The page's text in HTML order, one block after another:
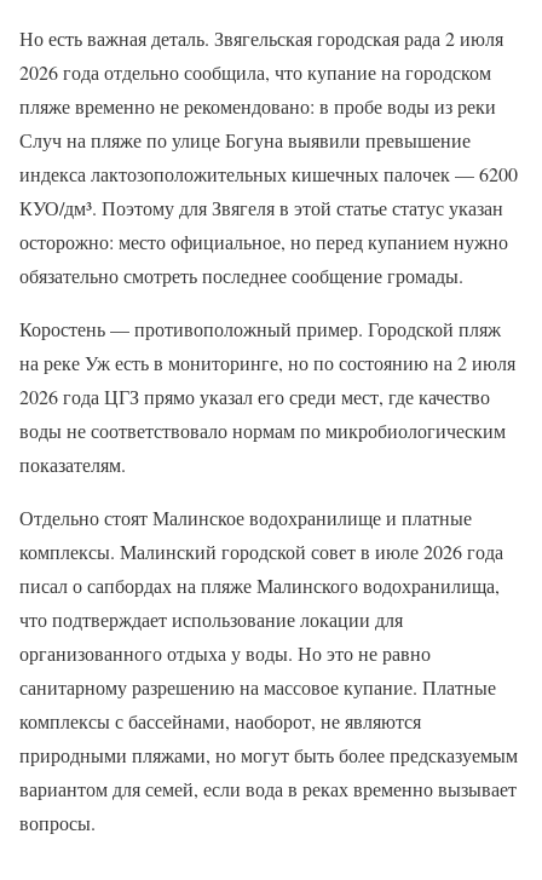
Но есть важная деталь. Звягельская городская рада 2 июля
2026 года отдельно сообщила, что купание на городском
пляже временно не рекомендовано: в пробе воды из реки
Случ на пляже по улице Богуна выявили превышение
индекса лактозоположительных кишечных палочек — 6200
КУО/дм³. Поэтому для Звягеля в этой статье статус указан
осторожно: место официальное, но перед купанием нужно
обязательно смотреть последнее сообщение громады.
Коростень — противоположный пример. Городской пляж
на реке Уж есть в мониторинге, но по состоянию на 2 июля
2026 года ЦГЗ прямо указал его среди мест, где качество
воды не соответствовало нормам по микробиологическим
показателям.
Отдельно стоят Малинское водохранилище и платные
комплексы. Малинский городской совет в июле 2026 года
писал о сапбордах на пляже Малинского водохранилища,
что подтверждает использование локации для
организованного отдыха у воды. Но это не равно
санитарному разрешению на массовое купание. Платные
комплексы с бассейнами, наоборот, не являются
природными пляжами, но могут быть более предсказуемым
вариантом для семей, если вода в реках временно вызывает
вопросы.